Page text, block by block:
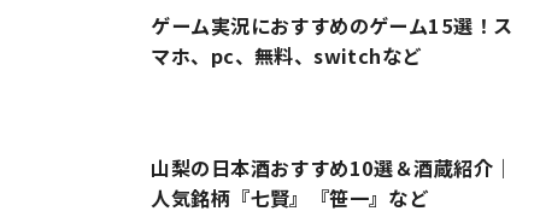
ゲーム実況におすすめのゲーム15選！ス
マホ、pc、無料、switchなど
山梨の日本酒おすすめ10選＆酒蔵紹介｜
人気銘柄『七賢』『笹一』など